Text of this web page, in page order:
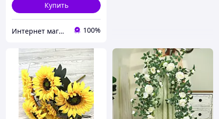
Купить
Интернет магазин- Фантастический букет 100%